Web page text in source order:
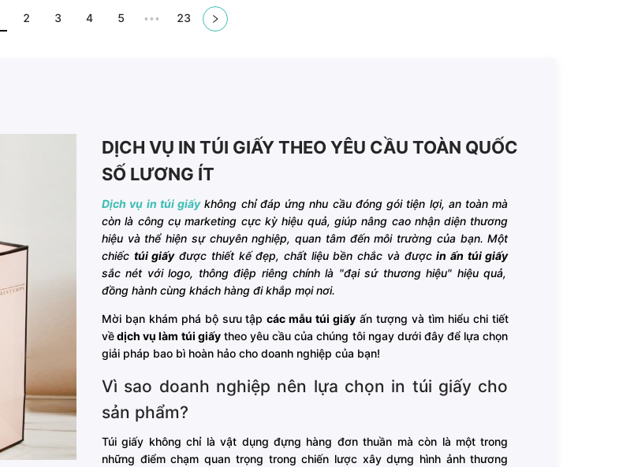
2 3 4 5 ••• 23
DỊCH VỤ IN TÚI GIẤY THEO YÊU CẦU TOÀN QUỐC
SỐ LƯƠNG ÍT
Dịch vụ in túi giấykhông chỉ đáp ứng nhu cầu đóng gói tiện lợi, an toàn mà
còn là công cụ marketing cực kỳ hiệu quả, giúp nâng cao nhận diện thương
hiệu và thể hiện sự chuyên nghiệp, quan tâm đến môi trường của bạn. Một
chiếc túi giấyđược thiết kế đẹp, chất liệu bền chắc và đượcin ấn túi giấy
sắc nét với logo, thông điệp riêng chính là "đại sứ thương hiệu" hiệu quả,
đồng hành cùng khách hàng đi khắp mọi nơi.
Mời bạn khám phá bộ sưu tậpcác mẫu túi giấy ấn tượng và tìm hiểu chi tiết
vềdịch vụ làm túi giấytheo yêu cầu của chúng tôi ngay dưới đây để lựa chọn
giải pháp bao bì hoàn hảo cho doanh nghiệp của bạn!
Vì sao doanh nghiệp nên lựa chọn in túi giấy cho
sản phẩm?
Túi giấy không chỉ là vật dụng đựng hàng đơn thuần mà còn là một trong
những điểm chạm quan trọng trong chiến lược xây dựng hình ảnh thương